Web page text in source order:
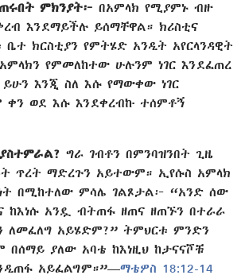
ምክንያት፦ በአምላክ የሚያምኑ ብዙ
እንደማይችሉ ይሰማቸዋል። ክሪስቲና
ቤተ ክርስቲያን የምትሄድ አንዲት አየርላንዳዊት
የምመለከተው ሁሉንም ነገር እንደፈጠረ
እንጂ ስለ እሱ የማውቀው ነገር
ቀን ወደ እሱ እንደቀረብኩ ተሰምቶኝ
ግራ ገብቶን በምንባዝንበት ጊዜ
ጥረት ማድረጉን አይተውም። ኢየሱስ አምላክ
በሚከተለው ምሳሌ ገልጾታል፦ “አንድ ሰው
ከእነሱ አንዷ ብትጠፋ ዘጠና ዘጠኙን በተራራ
ለመፈለግ አይሄድም?” ትምህርቱ ምንድን
በሰማይ ያለው አባቴ ከእነዚህ ከታናናሾቹ
አይፈልግም።”—ማቴዎስ 18:12-14